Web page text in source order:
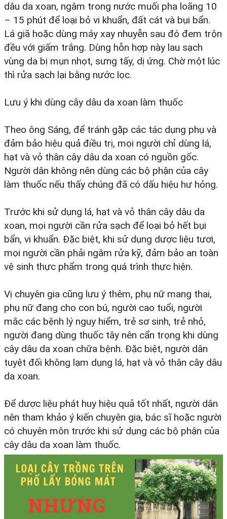
dâu da xoan, ngâm trong nước muối pha loãng 10
– 15 phút để loại bỏ vi khuẩn, đất cát và bụi bẩn.
Lá giã hoặc dùng máy xay nhuyễn sau đó đem trộn
đều với giấm trắng. Dùng hỗn hợp này lau sạch
vùng da bị mụn nhọt, sưng tấy, dị ứng. Chờ một lúc
thì rửa sạch lại bằng nước lọc.
Lưu ý khi dùng cây dâu da xoan làm thuốc
Theo ông Sáng, để tránh gặp các tác dụng phụ và
đảm bảo hiệu quả điều trị, mọi người chỉ dùng lá,
hạt và vỏ thân cây dâu da xoan có nguồn gốc.
Người dân không nên dùng các bộ phận của cây
làm thuốc nếu thấy chúng đã có dấu hiệu hư hỏng.
Trước khi sử dụng lá, hạt và vỏ thân cây dâu da
xoan, mọi người cần rửa sạch để loại bỏ hết bụi
bẩn, vi khuẩn. Đặc biệt, khi sử dụng dược liệu tươi,
mọi người cần phải ngâm rửa kỹ, đảm bảo an toàn
vệ sinh thực phẩm trong quá trình thực hiện.
Vị chuyên gia cũng lưu ý thêm, phụ nữ mang thai,
phụ nữ đang cho con bú, người cao tuổi, người
mắc các bệnh lý nguy hiểm, trẻ sơ sinh, trẻ nhỏ,
người đang dùng thuốc tây nên cẩn trọng khi dùng
cây dâu da xoan chữa bệnh. Đặc biệt, người dân
tuyệt đối không lạm dụng lá, hạt và vỏ thân cây dâu
da xoan.
Để dược liệu phát huy hiệu quả tốt nhất, người dân
nên tham khảo ý kiến chuyên gia, bác sĩ hoặc người
có chuyên môn trước khi sử dụng các bộ phận của
cây dâu da xoan làm thuốc.